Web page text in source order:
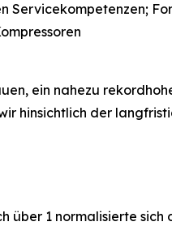
Servicekompetenzen;
ein nahezu
hinsichtlich der
über 1 normalisierte sich